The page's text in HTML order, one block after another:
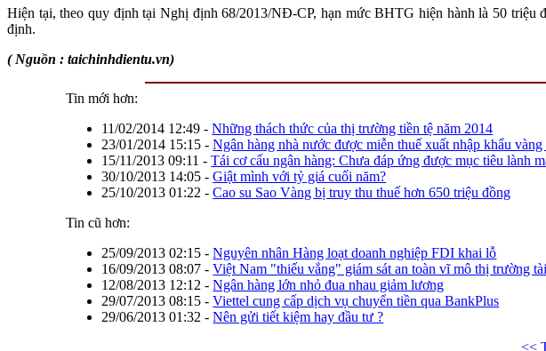
Hiện tại, theo quy định tại Nghị định 68/2013/NĐ-CP, hạn mức BHTG hiện hành là 50
định.
( Nguồn : taichinhdientu.vn)
Tin mới hơn:
11/02/2014 12:49 -Những thách thức của thị trường tiền tệ năm 2014
23/01/2014 15:15 -Ngân hàng nhà nước được miễn thuế xuất nhập khẩu
15/11/2013 09:11 -Tái cơ cấu ngân hàng: Chưa đáp ứng được mục tiêu lành
30/10/2013 14:05 -Giật mình với tỷ giá cuối năm?
25/10/2013 01:22 -Cao su Sao Vàng bị truy thu thuế hơn 650 triệu đồng
Tin cũ hơn:
25/09/2013 02:15 -Nguyên nhân Hàng loạt doanh nghiệp FDI khai lỗ
16/09/2013 08:07 -Việt Nam "thiếu vắng" giám sát an toàn vĩ mô thị trường
12/08/2013 12:12 -Ngân hàng lớn nhỏ đua nhau giảm lương
29/07/2013 08:15 -Viettel cung cấp dịch vụ chuyển tiền qua BankPlus
29/06/2013 01:32 -Nên gửi tiết kiệm hay đầu tư ?
<<